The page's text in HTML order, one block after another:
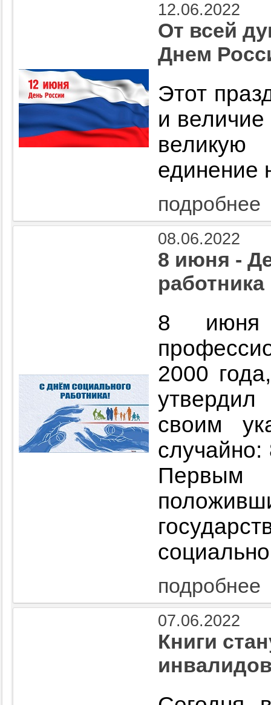
12.06.2022
От всей
Днем
Этот
и величие
единение
подробнее
08.06.2022
8 июня -
работника
8 июня
2000
своим
подробнее
07.06.2022
Книги